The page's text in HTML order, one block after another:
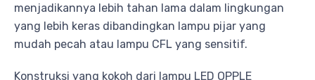
menjadikannya lebih tahan lama dalam lingkungan
yang lebih keras dibandingkan lampu pijar yang
mudah pecah atau lampu CFL yang sensitif.
Konstruksi yang kokoh dari lampu LED OPPLE